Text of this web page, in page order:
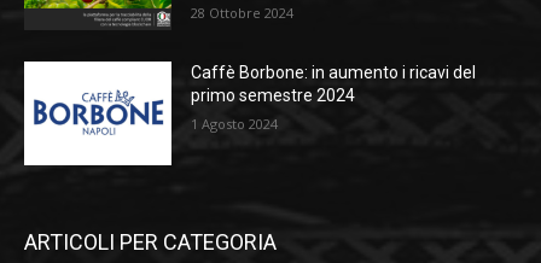
28 Ottobre 2024
Caffè Borbone: in aumento i ricavi del
primo semestre 2024
1 Agosto 2024
ARTICOLI PER CATEGORIA